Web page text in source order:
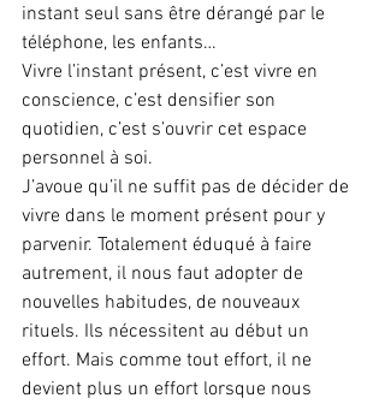
instant seul sans être dérangé par le
téléphone, les enfants…
Vivre l’instant présent, c’est vivre en
conscience, c’est densifier son
quotidien, c’est s’ouvrir cet espace
personnel à soi.
J’avoue qu’il ne suffit pas de décider de
vivre dans le moment présent pour y
parvenir. Totalement éduqué à faire
autrement, il nous faut adopter de
nouvelles habitudes, de nouveaux
rituels. Ils nécessitent au début un
effort. Mais comme tout effort, il ne
devient plus un effort lorsque nous